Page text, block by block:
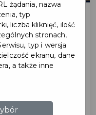
żądania, nazwa
typ
liczba kliknięć, ilość
stronach,
typ i wersja
ekranu, dane
a także inne